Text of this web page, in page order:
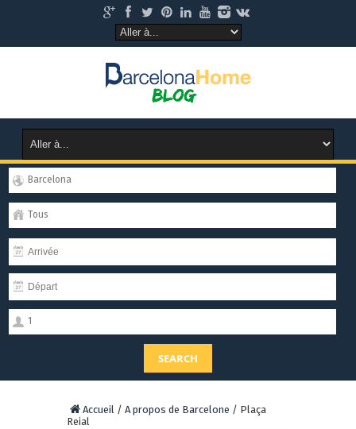
Barcelona
Tous
1
SEARCH
Accueil / A propos de Barcelone / Plaça
Reial